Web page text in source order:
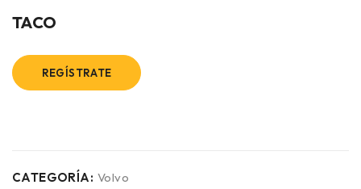
TACO
REGÍSTRATE
CATEGORÍA: Volvo